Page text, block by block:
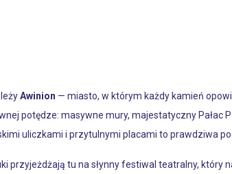
Awinion — miasto, w którym każdy kamień
potędze: masywne mury, majestatyczny
uliczkami i przytulnymi placami to prawdziwa
przyjeżdżają tu na słynny festiwal teatralny, który